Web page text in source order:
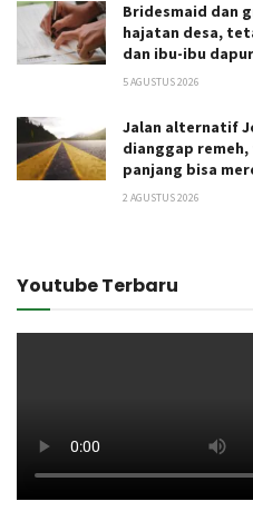
Bridesmaid dan
hajatan desa,
dan ibu-ibu
5 AGUSTUS 2026
Jalan alternatif
dianggap
panjang bisa
2 AGUSTUS 2026
Youtube Terbaru